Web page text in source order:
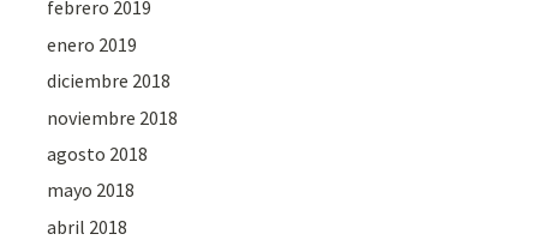
febrero 2019
enero 2019
diciembre 2018
noviembre 2018
agosto 2018
mayo 2018
abril 2018